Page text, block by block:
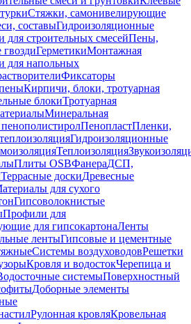
Стяжки, самонивелирующие
составыГидроизоляционные
для строительных смесейПены,
ГерметикиМонтажная
для напольных
Фиксаторы
Кирпичи, блоки, тротуарная
блокиТротуарная
Минеральная
ПенопластПленки,
Гидроизоляционные
Теплоизоляция
Плиты OSBФанераДСП,
Террасные доскиДревесные
для сухого
Гипсоволокнистые
Профили для
для гипсокартонаЛенты
лентыГипсовые и цементные
Системы воздуховодовРешетки
Кровля и водостокЧерепица и
системыПоверхностный
Доборные элементы
Рулонная кровляКровельная